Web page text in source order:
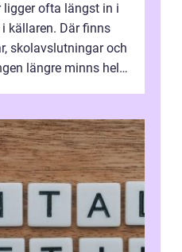
ligger ofta längst in i
källaren. Där finns
skolavslutningar och
längre minns helt.